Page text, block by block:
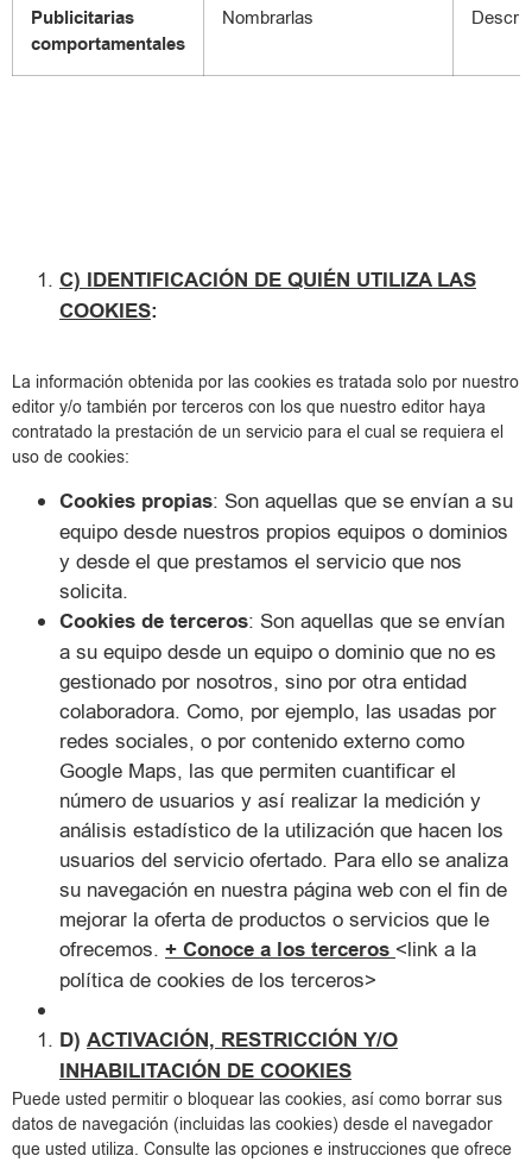
Publicitarias
comportamentales
Nombrarlas
C) IDENTIFICACIÓN DE QUIÉN UTILIZA LAS
COOKIES:
La información obtenida por las cookies es tratada solo por nuestro
editor y/o también por terceros con los que nuestro editor haya
contratado la prestación de un servicio para el cual se requiera el
uso de cookies:
Cookies propias: Son aquellas que se envían a su
equipo desde nuestros propios equipos o dominios
y desde el que prestamos el servicio que nos
solicita.
Cookies de terceros: Son aquellas que se envían
a su equipo desde un equipo o dominio que no es
gestionado por nosotros, sino por otra entidad
colaboradora. Como, por ejemplo, las usadas por
redes sociales, o por contenido externo como
Google Maps, las que permiten cuantificar el
número de usuarios y así realizar la medición y
análisis estadístico de la utilización que hacen los
usuarios del servicio ofertado. Para ello se analiza
su navegación en nuestra página web con el fin de
mejorar la oferta de productos o servicios que le
ofrecemos. + Conoce a los terceros<link a la
política de cookies de los terceros>
D) ACTIVACIÓN, RESTRICCIÓN Y/O
INHABILITACIÓN DE COOKIES
Puede usted permitir o bloquear las cookies, así como borrar sus
datos de navegación (incluidas las cookies) desde el navegador
que usted utiliza. Consulte las opciones e instrucciones que ofrece